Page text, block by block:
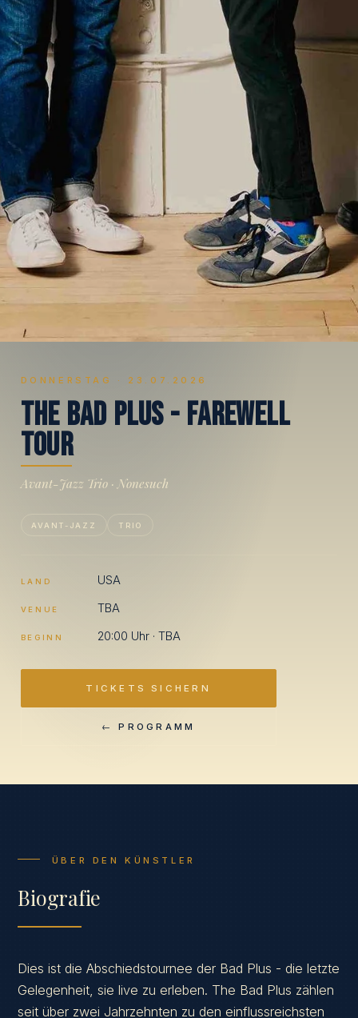
DONNERSTAG · 23.07.2026
The Bad Plus- Farewell
Tour
Avant-Jazz Trio · Nonesuch
AVANT-JAZZ TRIO
LAND USA
VENUE TBA
BEGINN 20:00 Uhr · TBA
TICKETS SICHERN
← PROGRAMM
ÜBER DEN KÜNSTLER
Biografie
Dies ist die Abschiedstournee der Bad Plus - die letzte
Gelegenheit, sie live zu erleben. The Bad Plus zählen
seit über zwei Jahrzehnten zu den einflussreichsten